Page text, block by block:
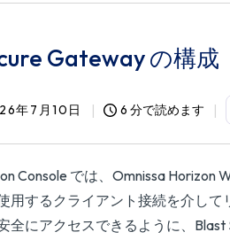
Gateway の構成
年7月10日 6 分で読めます
Console では、Omnissa Horizon
用するクライアント接続を介して
全にアクセスできるように、Blast